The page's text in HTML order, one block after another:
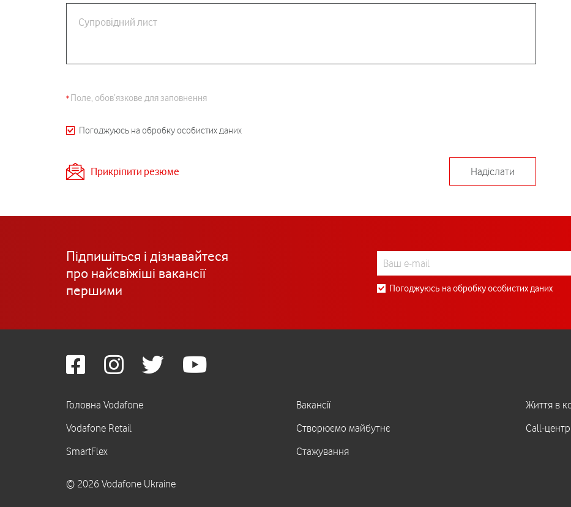
Супровідний лист
Поле, обов’язкове для заповнення
Погоджуюсь на обробку особистих даних
Прикріпити резюме Надіслати
Підпишіться і дізнавайтеся
про найсвіжіші вакансії
першими
Погоджуюсь на обробку особистих даних
Головна Vodafone Вакансії
Життя в
Vodafone Retail
Створюємо майбутнє
Call-центр
SmartFlex
Стажування
© 2026 Vodafone Ukraine